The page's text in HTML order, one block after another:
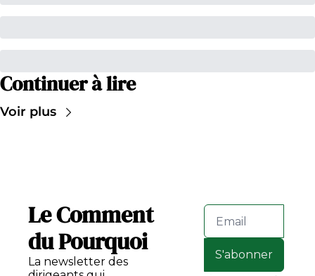
Continuer à lire
Voir plus
Le Comment
du Pourquoi
La newsletter des
S'abonner